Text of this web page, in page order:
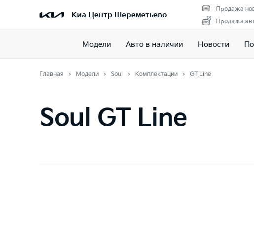
Киа Центр Шереметьево
Продажа
Продажа
Модели Авто в наличии Новости
Главная Модели Soul Комплектации GT Line
Soul GT Line